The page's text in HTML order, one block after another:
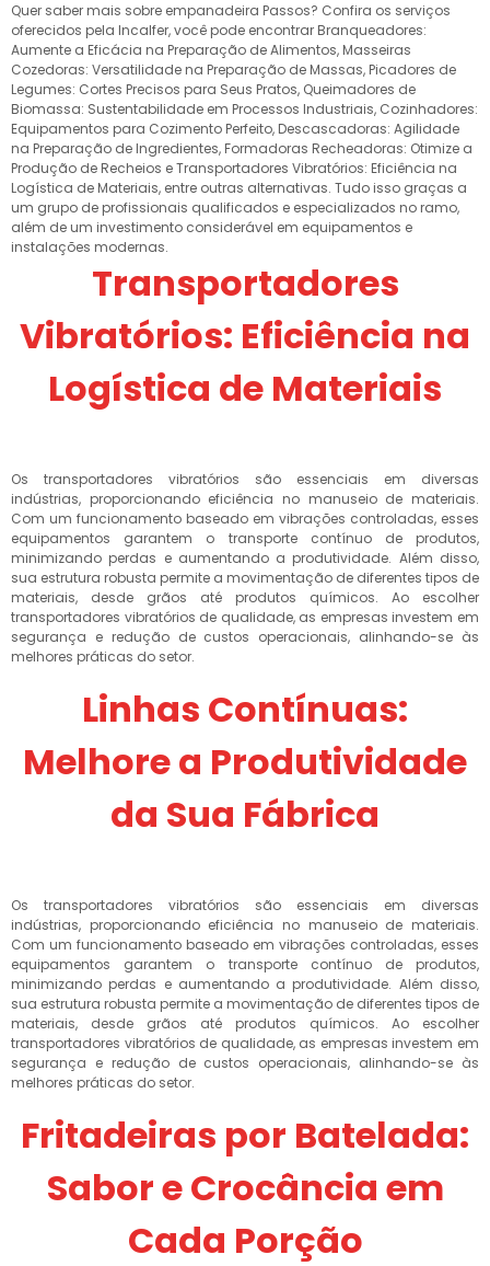
Quer saber mais sobre empanadeira Passos? Confira os serviços
oferecidos pela Incalfer, você pode encontrar Branqueadores:
Aumente a Eficácia na Preparação de Alimentos, Masseiras
Cozedoras: Versatilidade na Preparação de Massas, Picadores de
Legumes: Cortes Precisos para Seus Pratos, Queimadores de
Biomassa: Sustentabilidade em Processos Industriais, Cozinhadores:
Equipamentos para Cozimento Perfeito, Descascadoras: Agilidade
na Preparação de Ingredientes, Formadoras Recheadoras: Otimize a
Produção de Recheios e Transportadores Vibratórios: Eficiência na
Logística de Materiais, entre outras alternativas. Tudo isso graças a
um grupo de profissionais qualificados e especializados no ramo,
além de um investimento considerável em equipamentos e
instalações modernas.
Transportadores
Vibratórios: Eficiência na
Logística de Materiais
Os transportadores vibratórios são essenciais em diversas
indústrias, proporcionando eficiência no manuseio de materiais.
Com um funcionamento baseado em vibrações controladas, esses
equipamentos garantem o transporte contínuo de produtos,
minimizando perdas e aumentando a produtividade. Além disso,
sua estrutura robusta permite a movimentação de diferentes tipos de
materiais, desde grãos até produtos químicos. Ao escolher
transportadores vibratórios de qualidade, as empresas investem em
segurança e redução de custos operacionais, alinhando-se às
melhores práticas do setor.
Linhas Contínuas:
Melhore a Produtividade
da Sua Fábrica
Os transportadores vibratórios são essenciais em diversas
indústrias, proporcionando eficiência no manuseio de materiais.
Com um funcionamento baseado em vibrações controladas, esses
equipamentos garantem o transporte contínuo de produtos,
minimizando perdas e aumentando a produtividade. Além disso,
sua estrutura robusta permite a movimentação de diferentes tipos de
materiais, desde grãos até produtos químicos. Ao escolher
transportadores vibratórios de qualidade, as empresas investem em
segurança e redução de custos operacionais, alinhando-se às
melhores práticas do setor.
Fritadeiras por Batelada:
Sabor e Crocância em
Cada Porção